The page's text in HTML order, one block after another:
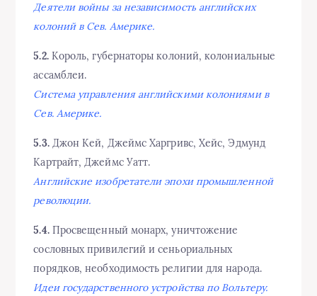
Деятели войны за независимость английских
колоний в Сев. Америке.
5.2.Король, губернаторы колоний, колониальные
ассамблеи.
Система управления английскими колониями в
Сев. Америке.
5.3.Джон Кей, Джеймс Харгривс, Хейс, Эдмунд
Картрайт, Джеймс Уатт.
Английские изобретатели эпохи промышленной
революции.
5.4.Просвещенный монарх, уничтожение
сословных привилегий и сеньориальных
порядков, необходимость религии для народа.
Идеи государственного устройства по Вольтеру.